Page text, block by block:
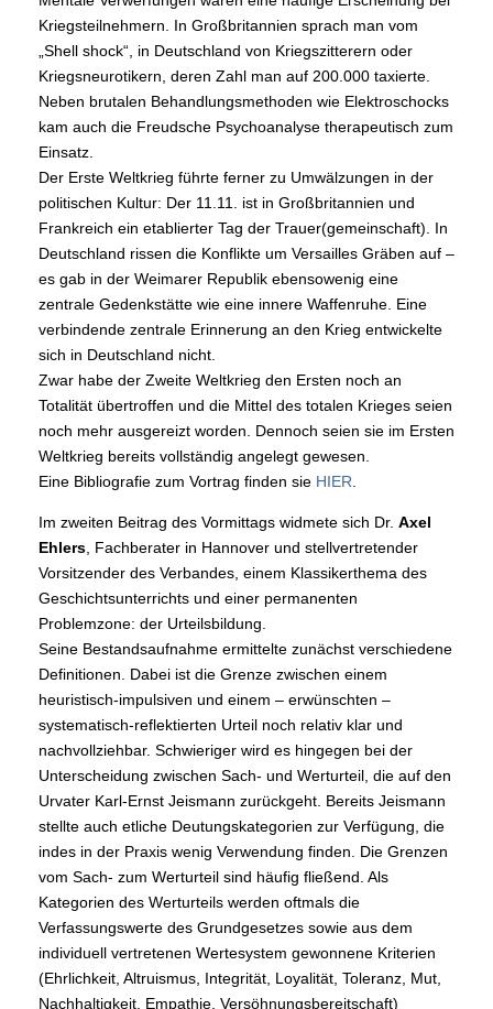
Kriegsteilnehmern. In Großbritannien sprach man vom
„Shell shock“, in Deutschland von Kriegszitterern oder
Kriegsneurotikern, deren Zahl man auf 200.000 taxierte.
Neben brutalen Behandlungsmethoden wie Elektroschocks
kam auch die Freudsche Psychoanalyse therapeutisch zum
Einsatz.
Der Erste Weltkrieg führte ferner zu Umwälzungen in der
politischen Kultur: Der 11.11. ist in Großbritannien und
Frankreich ein etablierter Tag der Trauer(gemeinschaft). In
Deutschland rissen die Konflikte um Versailles Gräben auf –
es gab in der Weimarer Republik ebensowenig eine
zentrale Gedenkstätte wie eine innere Waffenruhe. Eine
verbindende zentrale Erinnerung an den Krieg entwickelte
sich in Deutschland nicht.
Zwar habe der Zweite Weltkrieg den Ersten noch an
Totalität übertroffen und die Mittel des totalen Krieges seien
noch mehr ausgereizt worden. Dennoch seien sie im Ersten
Weltkrieg bereits vollständig angelegt gewesen.
Eine Bibliografie zum Vortrag finden sie HIER.
Im zweiten Beitrag des Vormittags widmete sich Dr. Axel
Ehlers, Fachberater in Hannover und stellvertretender
Vorsitzender des Verbandes, einem Klassikerthema des
Geschichtsunterrichts und einer permanenten
Problemzone: der Urteilsbildung.
Seine Bestandsaufnahme ermittelte zunächst verschiedene
Definitionen. Dabei ist die Grenze zwischen einem
heuristisch-impulsiven und einem – erwünschten –
systematisch-reflektierten Urteil noch relativ klar und
nachvollziehbar. Schwieriger wird es hingegen bei der
Unterscheidung zwischen Sach- und Werturteil, die auf den
Urvater Karl-Ernst Jeismann zurückgeht. Bereits Jeismann
stellte auch etliche Deutungskategorien zur Verfügung, die
indes in der Praxis wenig Verwendung finden. Die Grenzen
vom Sach- zum Werturteil sind häufig fließend. Als
Kategorien des Werturteils werden oftmals die
Verfassungswerte des Grundgesetzes sowie aus dem
individuell vertretenen Wertesystem gewonnene Kriterien
(Ehrlichkeit, Altruismus, Integrität, Loyalität, Toleranz, Mut,
Nachhaltigkeit, Empathie, Versöhnungsbereitschaft)